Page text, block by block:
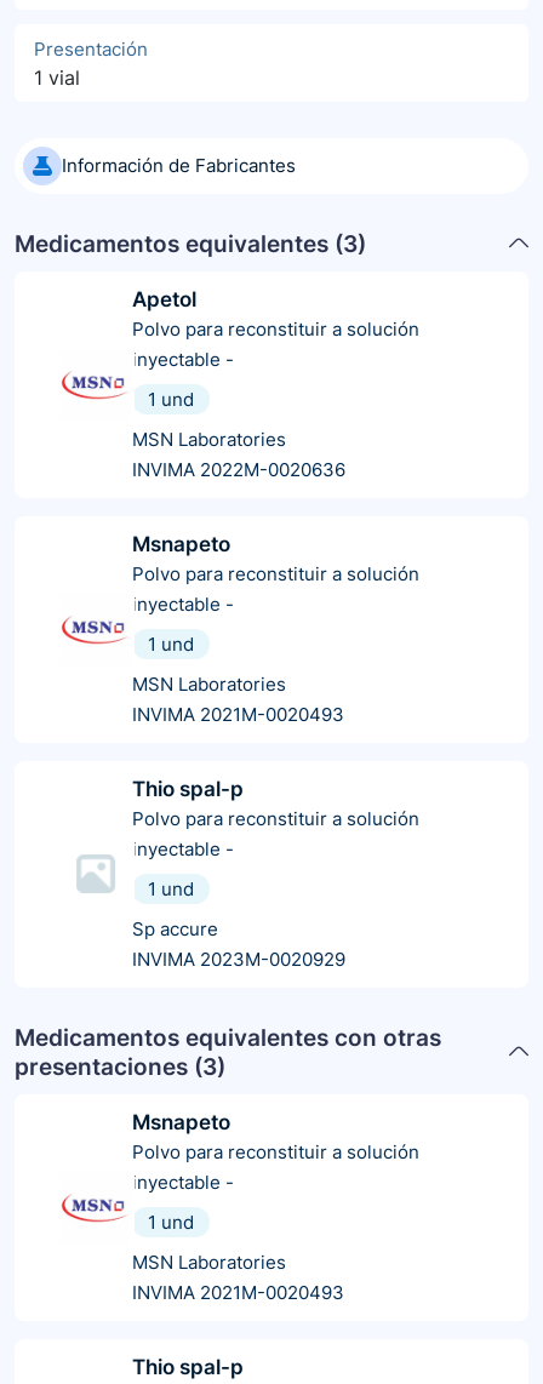
Presentación
1 vial
Información de Fabricantes
Medicamentos equivalentes (3)
Apetol
Polvo para reconstituir a solución
inyectable -
1 und
MSN Laboratories
INVIMA 2022M-0020636
Msnapeto
Polvo para reconstituir a solución
inyectable -
1 und
MSN Laboratories
INVIMA 2021M-0020493
Thio spal-p
Polvo para reconstituir a solución
inyectable -
1 und
Sp accure
INVIMA 2023M-0020929
Medicamentos equivalentes con otras
presentaciones (3)
Msnapeto
Polvo para reconstituir a solución
inyectable -
1 und
MSN Laboratories
INVIMA 2021M-0020493
Thio spal-p